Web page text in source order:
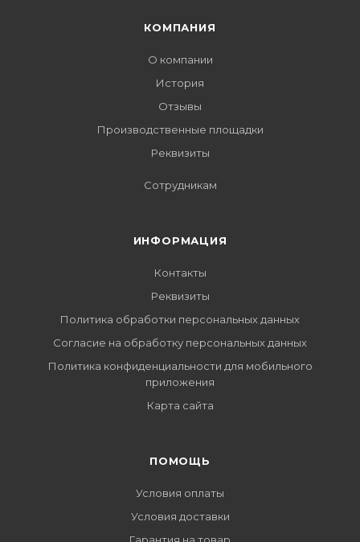
КОМПАНИЯ
О компании
История
Отзывы
Производственные площадки
Реквизиты
Сотрудникам
ИНФОРМАЦИЯ
Контакты
Реквизиты
Политика обработки персональных данных
Согласие на обработку персональных данных
Политика конфиденциальности для мобильного
приложения
Карта сайта
ПОМОЩЬ
Условия оплаты
Условия доставки